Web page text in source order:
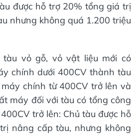
được hỗ trợ 20% tổng giá trị
nhưng không quá 1.200 triệu
vỏ gỗ, vỏ vật liệu mới có
chính dưới 400CV thành tàu
chính từ 400CV trở lên và
máy đối với tàu có tổng công
trở lên: Chủ tàu được hỗ
nâng cấp tàu, nhưng không